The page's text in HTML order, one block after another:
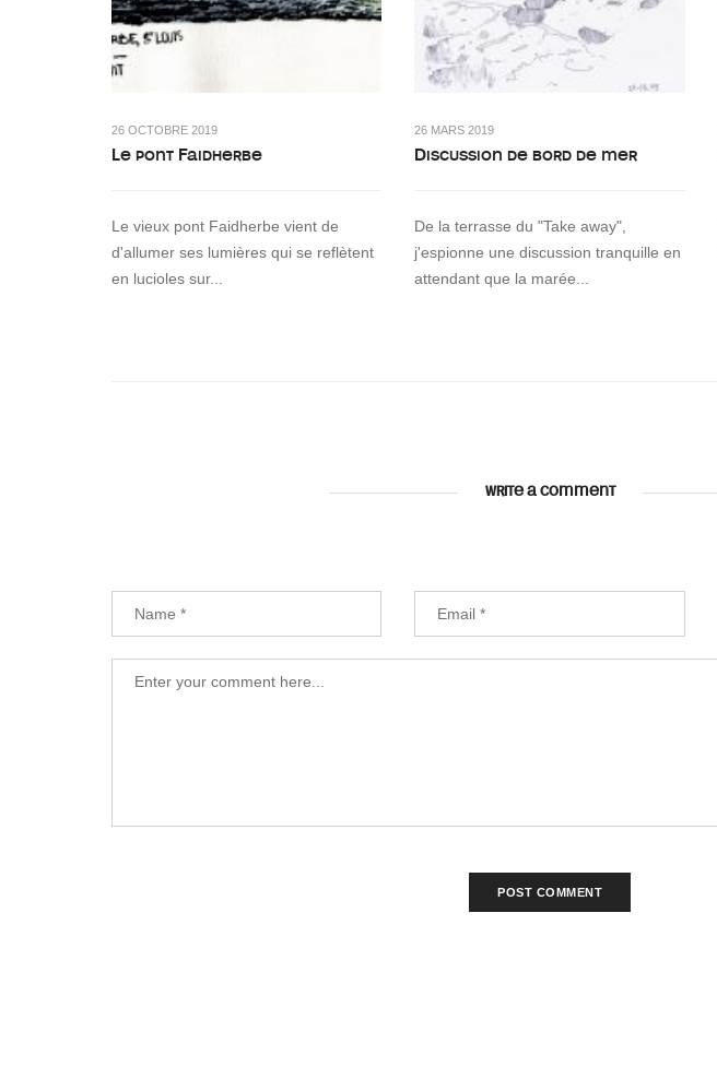
26 OCTOBRE 2019
Le pont Faidherbe
Le vieux pont Faidherbe vient de
d'allumer ses lumières qui se reflètent
en lucioles sur...
26 MARS 2019
Discussion de bord de mer
De la terrasse du "Take away",
j'espionne une discussion tranquille en
attendant que la marée...
WRITE A COMMENT